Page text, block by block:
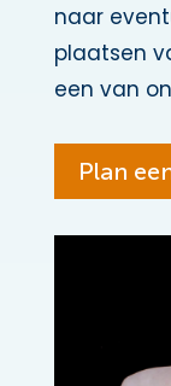
naar
plaatsen
een van
Plan